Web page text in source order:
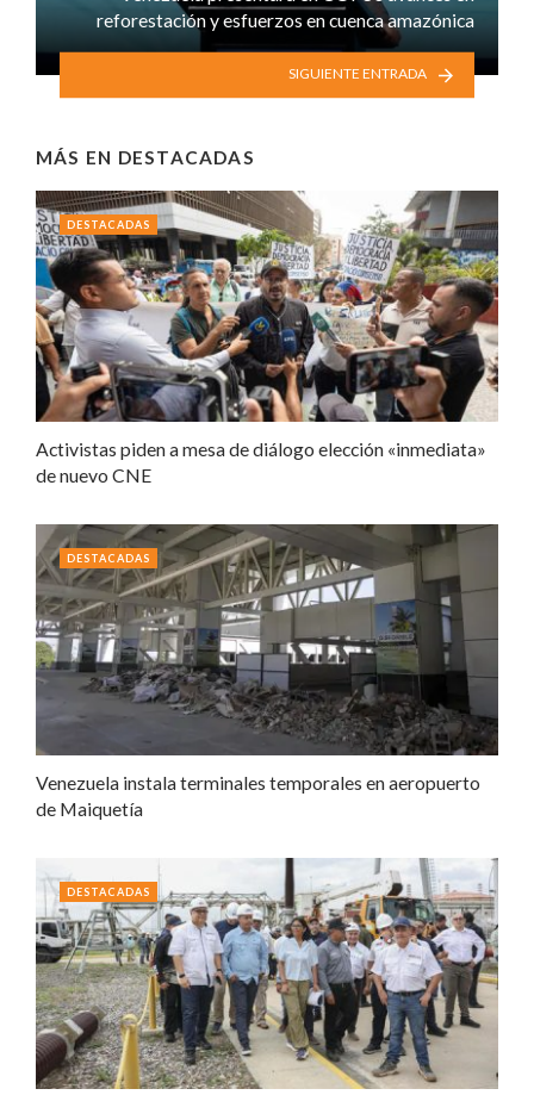
reforestación y esfuerzos en cuenca amazónica
SIGUIENTE ENTRADA
MÁS EN DESTACADAS
Activistas piden a mesa de diálogo elección «inmediata»
de nuevo CNE
DESTACADAS
Venezuela instala terminales temporales en aeropuerto
de Maiquetía
DESTACADAS
DESTACADAS